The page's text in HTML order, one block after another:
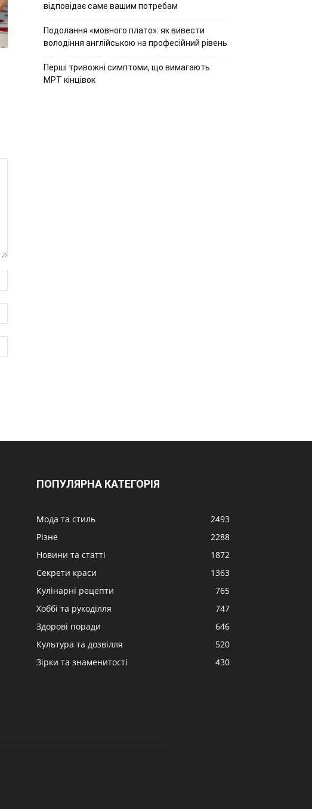
відповідає саме вашим потребам
Подолання «мовного плато»: як вивести
володіння англійською на професійний рівень
Перші тривожні симптоми, що вимагають
МРТ кінцівок
ПОПУЛЯРНА КАТЕГОРІЯ
Мода та стиль
2493
Різне
2288
Новини та статті
1872
Секрети краси
1363
Кулінарні рецепти
765
Хоббі та рукоділля
747
Здорові поради
646
Культура та дозвілля
520
Зірки та знаменитості
430